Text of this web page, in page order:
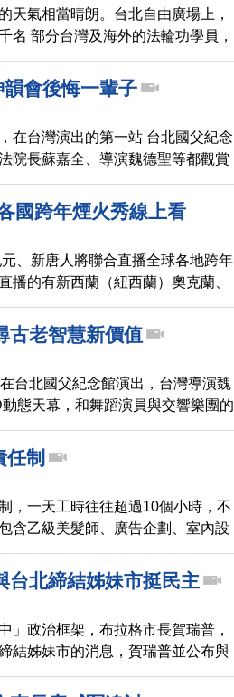
天氣相當晴朗。台北自由廣場上，
名 部分台灣及海外的法輪功學員，
法，路過的民眾紛紛拿起相機，捕
會後悔一輩子
在台灣演出的第一站 台北國父紀念
院長蘇嘉全、導演魏德聖等都觀賞
國跨年煙火秀線上看
、新唐人將聯合直播全球各地跨年
播的有新西蘭（紐西蘭）奧克蘭、
港、泰國曼谷、迪拜（杜拜）等城
況。
古老智慧新價值
台北國父紀念館演出，台灣導演魏
態天幕，和舞蹈演員與交響樂團的
代人沉澱、思考，找到人存在、生
制
，一天工時往往超過10個小時，不
含乙級美髮師、廣告企劃、室內設
歸一天8小時的基本工時，超時必
台北締結姊妹市挺民主
」政治框架，布拉格市長賀瑞普，
結姊妹市的消息，賀瑞普並公布與
手合照，賀瑞普在發布的貼文中，